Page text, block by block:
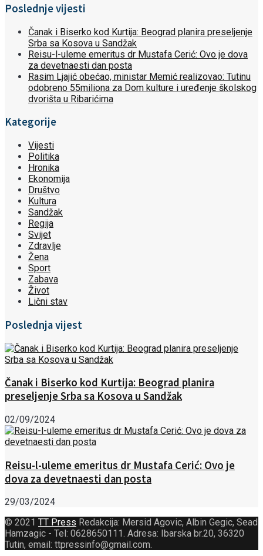
Poslednje vijesti
Čanak i Biserko kod Kurtija: Beograd planira preseljenje
Srba sa Kosova u Sandžak
Reisu-l-uleme emeritus dr Mustafa Cerić: Ovo je dova
za devetnaesti dan posta
Rasim Ljajić obećao, ministar Memić realizovao: Tutinu
odobreno 55miliona za Dom kulture i uređenje školskog
dvorišta u Ribarićima
Kategorije
Vijesti
Politika
Hronika
Ekonomija
Društvo
Kultura
Sandžak
Regija
Svijet
Zdravlje
Žena
Sport
Zabava
Život
Lični stav
Poslednja vijest
Čanak i Biserko kod Kurtija: Beograd planira
preseljenje Srba sa Kosova u Sandžak
02/09/2024
Reisu-l-uleme emeritus dr Mustafa Cerić: Ovo je
dova za devetnaesti dan posta
29/03/2024
© 2021 TT Press Redakcija: Mersid Agovic, Albin Gegic, Sead
Hamzagic - Tel: 0628650111. Adresa: Ibarska br.20, 36320
Tutin, email: ttpressinfo@gmail.com.